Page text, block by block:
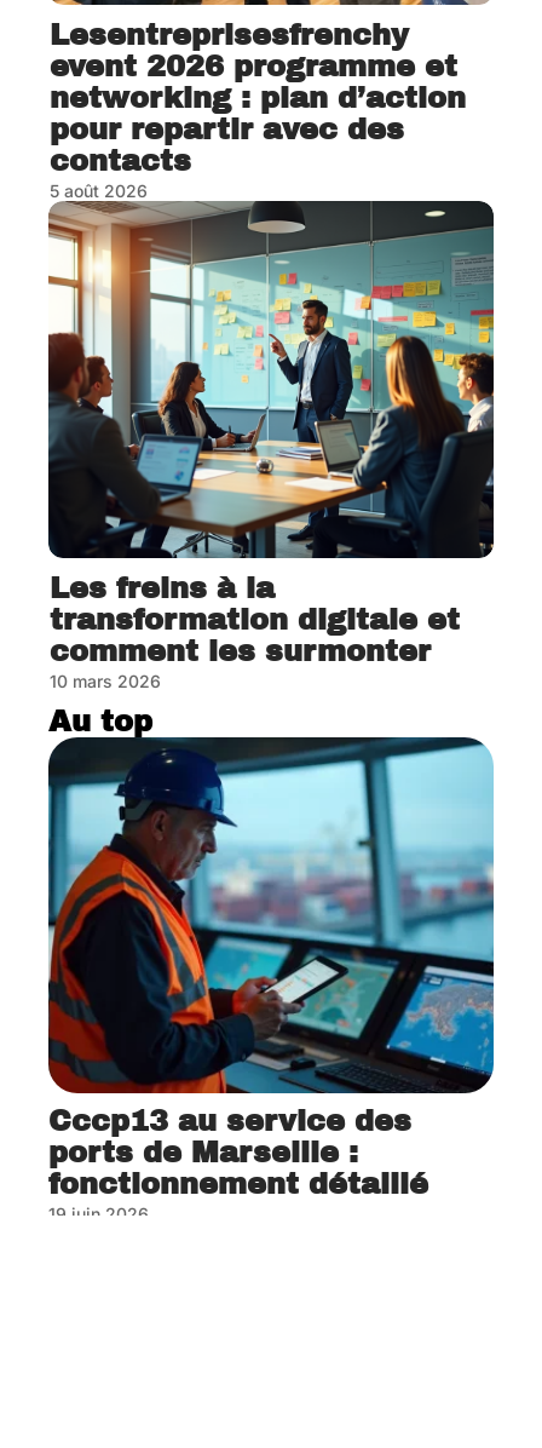
Lesentreprisesfrenchy
event 2026 programme et
networking : plan d’action
pour repartir avec des
contacts
5 août 2026
Les freins à la
transformation digitale et
comment les surmonter
10 mars 2026
Au top
Cccp13 au service des
ports de Marseille :
fonctionnement détaillé
19 juin 2026